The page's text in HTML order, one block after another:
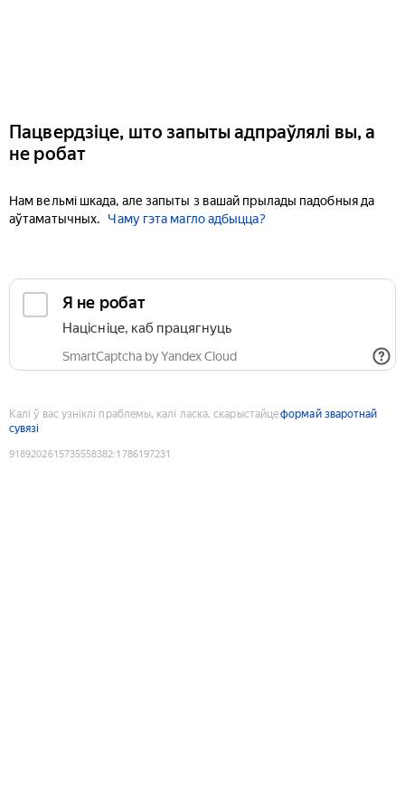
Пацвердзіце, што запыты адпраўлялі вы, а
не робат
Нам вельмі шкада, але запыты з вашай прылады падобныя да
аўтаматычных.
Чаму гэта магло адбыцца?
Я не робат
Націсніце, каб працягнуць
SmartCaptcha by Yandex Cloud
Калі ў вас узніклі праблемы, калі ласка, скарыстайцеформай зваротнай
сувязі
9189202615735558382:1786197231